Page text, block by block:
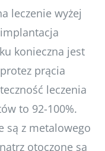
leczenie wyżej
konieczna jest
prącia
leczenia
to 92-100%.
są z metalowego
otoczone są